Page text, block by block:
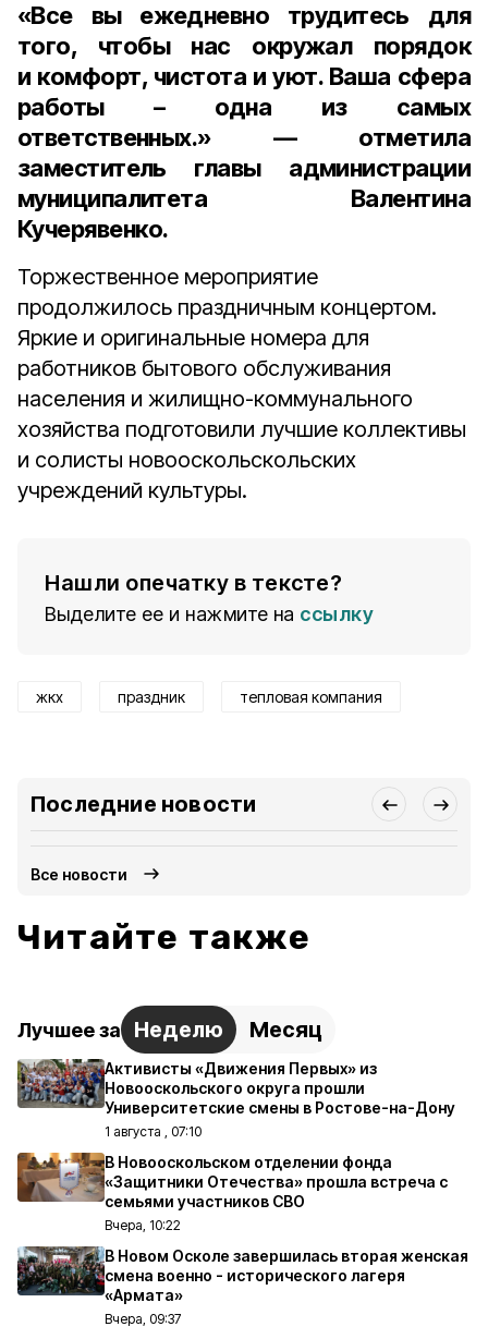
«Все вы ежедневно трудитесь для
того, чтобы нас окружал порядок
и комфорт, чистота и уют. Ваша сфера
работы – одна из самых
ответственных.» — отметила
заместитель главы администрации
муниципалитета Валентина
Кучерявенко.
Торжественное мероприятие
продолжилось праздничным концертом.
Яркие и оригинальные номера для
работников бытового обслуживания
населения и жилищно-коммунального
хозяйства подготовили лучшие коллективы
и солисты новооскольскольских
учреждений культуры.
Нашли опечатку в тексте?
Выделите ее и нажмите на ссылку
жкх праздник тепловая компания
Последние новости
Все новости
Читайте также
Лучшее за Неделю Месяц
Активисты «Движения Первых» из
Новооскольского округа прошли
Университетские смены в Ростове-на-Дону
1 августа , 07:10
В Новооскольском отделении фонда
«Защитники Отечества» прошла встреча с
семьями участников СВО
Вчера, 10:22
В Новом Осколе завершилась вторая женская
смена военно - исторического лагеря
«Армата»
Вчера, 09:37